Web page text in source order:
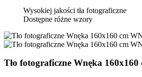
Wysokiej jakości tła fotograficzne
Dostępne różne wzory
Tło fotograficzne Wnęka 160x160